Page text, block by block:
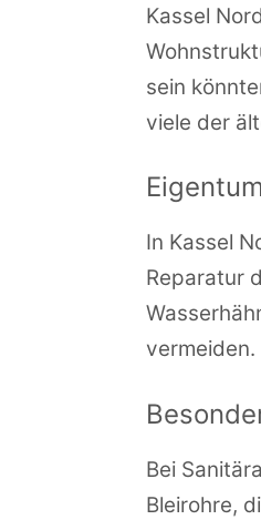
Kassel
sein
viele der
In Kassel
Reparatur
vermeiden.
Bei
Bleirohre,